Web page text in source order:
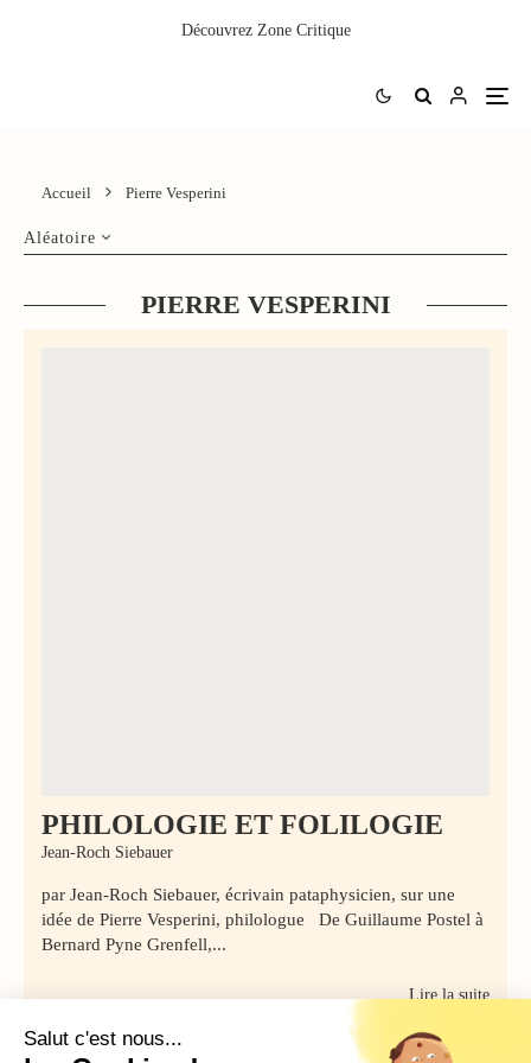
Découvrez Zone Critique
Accueil Pierre Vesperini
Aléatoire
PIERRE VESPERINI
PHILOLOGIE ET FOLILOGIE
Jean-Roch Siebauer
par Jean-Roch Siebauer, écrivain pataphysicien, sur une
idée de Pierre Vesperini, philologue De Guillaume Postel à
Bernard Pyne Grenfell,...
Lire la suite